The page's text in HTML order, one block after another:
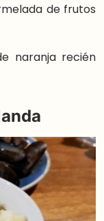
de frutos
naranja recién